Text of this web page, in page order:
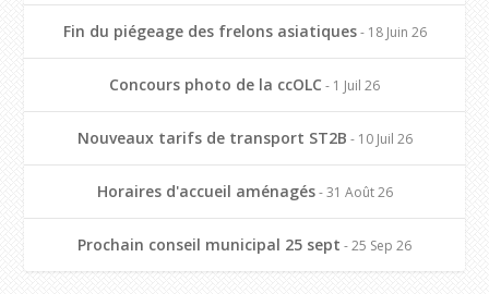
Fin du piégeage des frelons asiatiques- 18 Juin 26
Concours photo de la ccOLC - 1 Juil 26
Nouveaux tarifs de transport ST2B - 10 Juil 26
Horaires d'accueil aménagés- 31 Août 26
Prochain conseil municipal 25 sept - 25 Sep 26